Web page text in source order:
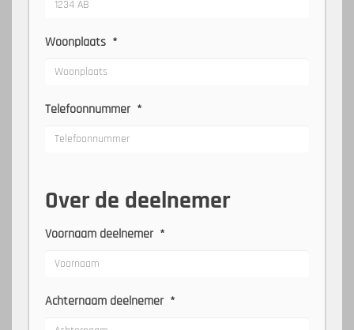
Woonplaats *
Telefoonnummer *
Over de deelnemer
Voornaam deelnemer *
Achternaam deelnemer *